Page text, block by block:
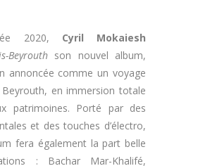
2020, Cyril Mokaiesh
Beyrouthson nouvel album,
annoncée comme un voyage
en immersion totale
patrimoines. Porté par des
et des touches d’électro,
fera également la part belle
: Bachar Mar-Khalifé,